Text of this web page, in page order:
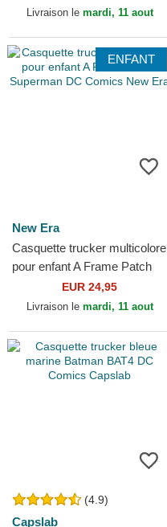
Livraison le mardi, 11 aout
ENFANT
New Era
Casquette trucker multicolore
pour enfant A Frame Patch
Superman DC Comics New
Era
EUR 24,95
Livraison le mardi, 11 aout
(4.9)
Capslab